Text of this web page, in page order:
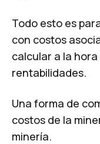
Todo esto es
con costos
calcular a la
rentabilidades.
Una forma de
costos de la
minería.